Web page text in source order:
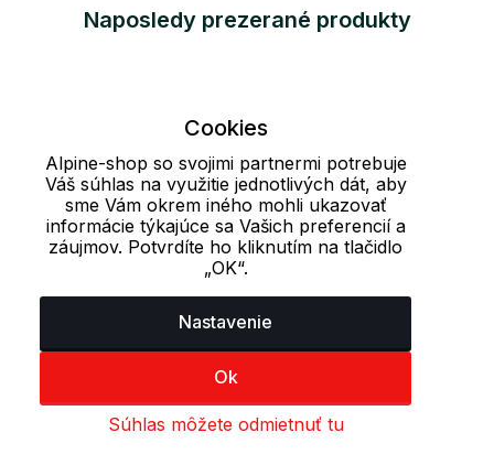
Naposledy prezerané produkty
Cookies
Alpine-shop so svojimi partnermi potrebuje
Váš súhlas na využitie jednotlivých dát, aby
sme Vám okrem iného mohli ukazovať
informácie týkajúce sa Vašich preferencií a
záujmov. Potvrdíte ho kliknutím na tlačidlo
„OK“.
Nastavenie
Ok
Súhlas môžete odmietnuť tu